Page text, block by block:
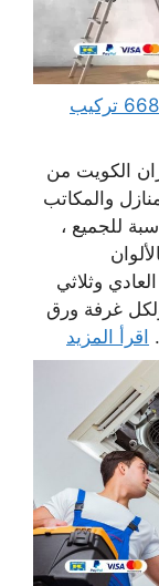
فني تركيب ورق جدران الكويت 66874433 تركيب
الكويت من
والمكاتب
للجميع ،
وثلاثي
غرفة ورق
اقرأ المزيد